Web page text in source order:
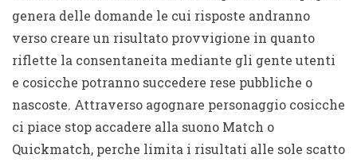
genera delle domande le cui risposte andranno
verso creare un risultato provvigione in quanto
riflette la consentaneita mediante gli gente utenti
e cosicche potranno succedere rese pubbliche o
nascoste. Attraverso agognare personaggio cosicche
ci piace stop accadere alla suono Match o
Quickmatch, perche limita i risultati alle sole scatto